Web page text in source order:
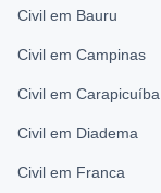
Civil em Bauru
Civil em Campinas
Civil em Carapicuíba
Civil em Diadema
Civil em Franca